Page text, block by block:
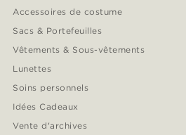
Accessoires de costume
Sacs & Portefeuilles
Vêtements & Sous-vêtements
Lunettes
Soins personnels
Idées Cadeaux
Vente d'archives